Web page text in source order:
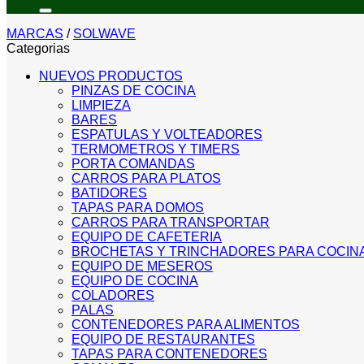
MARCAS / SOLWAVE
Categorias
NUEVOS PRODUCTOS
PINZAS DE COCINA
LIMPIEZA
BARES
ESPATULAS Y VOLTEADORES
TERMOMETROS Y TIMERS
PORTA COMANDAS
CARROS PARA PLATOS
BATIDORES
TAPAS PARA DOMOS
CARROS PARA TRANSPORTAR
EQUIPO DE CAFETERIA
BROCHETAS Y TRINCHADORES PARA
EQUIPO DE MESEROS
EQUIPO DE COCINA
COLADORES
PALAS
CONTENEDORES PARA ALIMENTOS
EQUIPO DE RESTAURANTES
TAPAS PARA CONTENEDORES